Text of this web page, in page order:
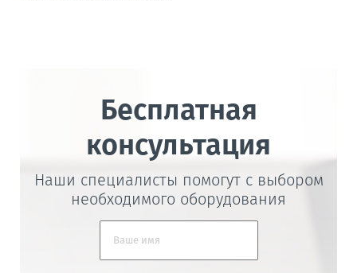
Бесплатная
консультация
Наши специалисты помогут с выбором
необходимого оборудования